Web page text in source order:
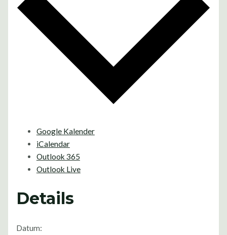
Google Kalender
iCalendar
Outlook 365
Outlook Live
Details
Datum: